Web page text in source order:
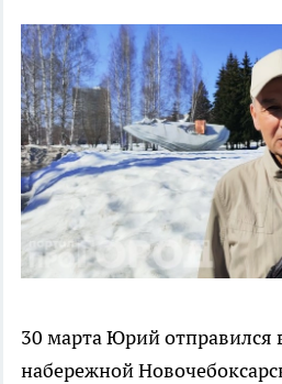
30 марта Юрий отправился
набережной